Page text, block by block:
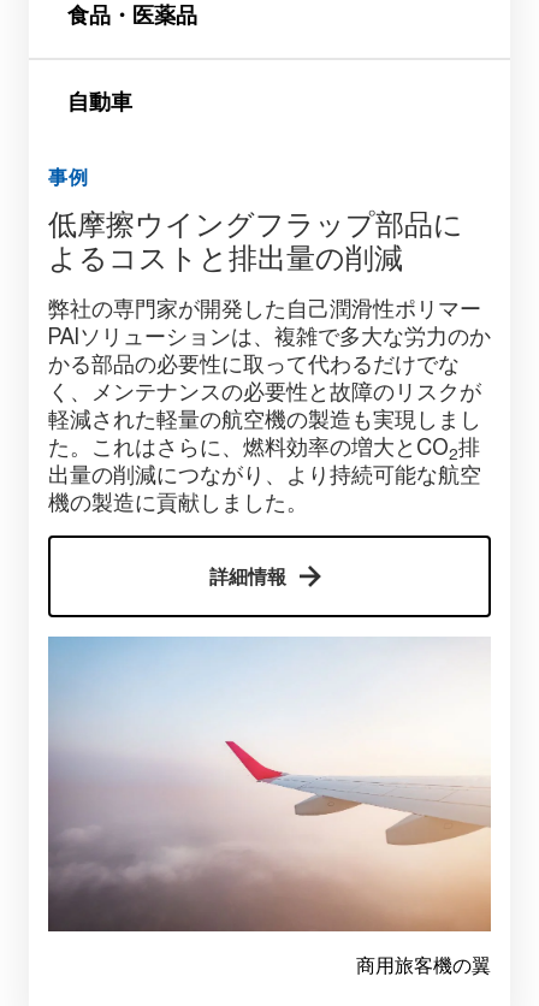
食品・医薬品
自動車
事例
低摩擦ウイングフラップ部品に
よるコストと排出量の削減
弊社の専門家が開発した自己潤滑性ポリマー
PAIソリューションは、複雑で多大な労力のか
かる部品の必要性に取って代わるだけでな
く、メンテナンスの必要性と故障のリスクが
軽減された軽量の航空機の製造も実現しまし
た。これはさらに、燃料効率の増大とCO2排
出量の削減につながり、より持続可能な航空
機の製造に貢献しました。
詳細情報
商用旅客機の翼